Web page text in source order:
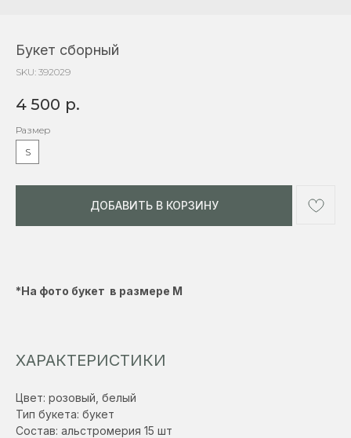
Букет сборный
SKU: 392029
4 500 р.
Размер
S
ДОБАВИТЬ В КОРЗИНУ
*На фото букет в размере М
ХАРАКТЕРИСТИКИ
Цвет: розовый, белый
Тип букета: букет
Состав: альстромерия 15 шт